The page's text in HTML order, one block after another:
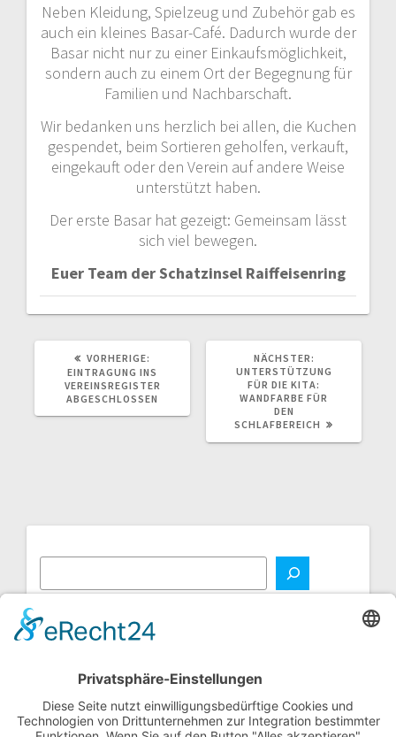
Neben Kleidung, Spielzeug und Zubehör gab es
auch ein kleines Basar-Café. Dadurch wurde der
Basar nicht nur zu einer Einkaufsmöglichkeit,
sondern auch zu einem Ort der Begegnung für
Familien und Nachbarschaft.
Wir bedanken uns herzlich bei allen, die Kuchen
gespendet, beim Sortieren geholfen, verkauft,
eingekauft oder den Verein auf andere Weise
unterstützt haben.
Der erste Basar hat gezeigt: Gemeinsam lässt
sich viel bewegen.
Euer Team der Schatzinsel Raiffeisenring
VORHERIGE:
BEITRAG:
EINTRAGUNG INS
VEREINSREGISTER
ABGESCHLOSSEN
NÄCHSTER:
BEITRAG:
UNTERSTÜTZUNG
FÜR DIE KITA:
WANDFARBE FÜR
DEN
SCHLAFBEREICH
NEUE BEITRÄGE
Neue Bücher für die Kita